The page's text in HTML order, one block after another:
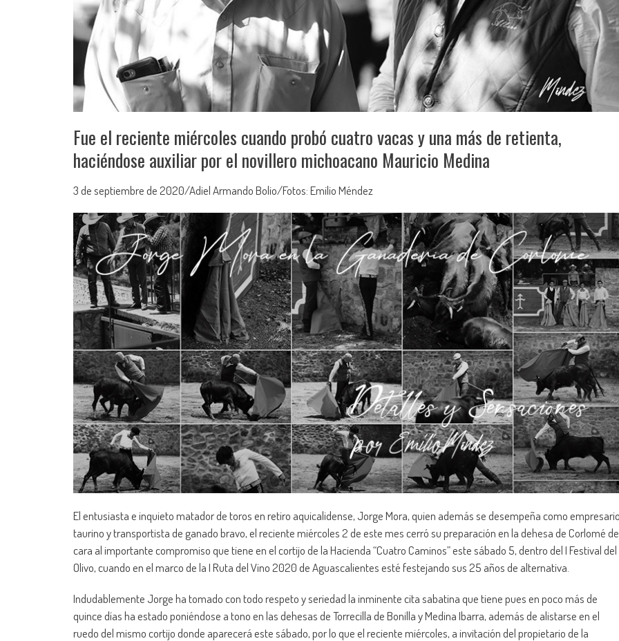
Fue el reciente miércoles cuando probó cuatro vacas y una más de retienta,
haciéndose auxiliar por el novillero michoacano Mauricio Medina
3 de septiembre de 2020/Adiel Armando Bolio/Fotos: Emilio Méndez
El entusiasta e inquieto matador de toros en retiro aquicalidense, Jorge Mora, quien además se desempeña como
taurino y transportista de ganado bravo, el reciente miércoles 2 de este mes cerró su preparación en la dehesa de Corlomé de
cara al importante compromiso que tiene en el cortijo de la Hacienda “Cuatro Caminos” este sábado 5, dentro del I Festival del
Olivo, cuando en el marco de la I Ruta del Vino 2020 de Aguascalientes esté festejando sus 25 años de alternativa.
Indudablemente Jorge ha tomado con todo respeto y seriedad la inminente cita sabatina que tiene pues en poco más de
quince días ha estado poniéndose a tono en las dehesas de Torrecilla de Bonilla y Medina Ibarra, además de alistarse en el
ruedo del mismo cortijo donde aparecerá este sábado, por lo que el reciente miércoles, a invitación del propietario de la